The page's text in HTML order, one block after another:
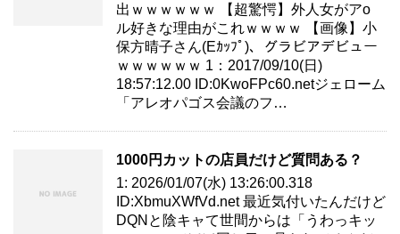
出ｗｗｗｗｗｗ 【超驚愕】外人女がアo
ル好きな理由がこれｗｗｗｗ 【画像】小
保方晴子さん(Eｶｯﾌﾟ)、グラビアデビュー
ｗｗｗｗｗｗ 1：2017/09/10(日)
18:57:12.00 ID:0KwoFPc60.netジェローム
「アレオパゴス会議のフ…
1000円カットの店員だけど質問ある？
1: 2026/01/07(水) 13:26:00.318
ID:XbmuXWfVd.net 最近気付いたんだけど
DQNと陰キャて世間からは「うわっキッ